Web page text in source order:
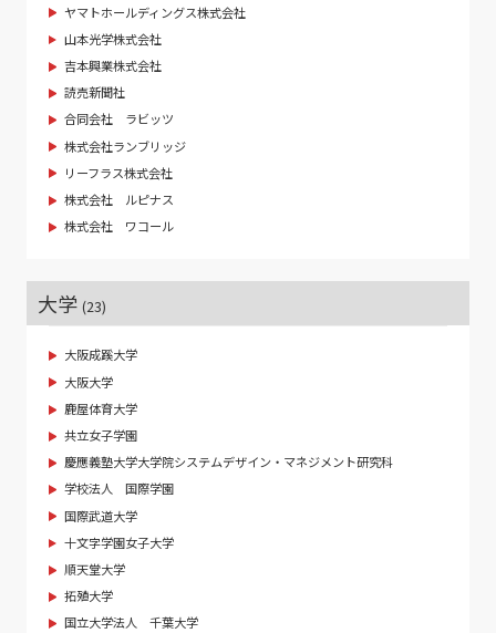
ヤマトホールディングス株式会社
山本光学株式会社
吉本興業株式会社
読売新聞社
合同会社 ラビッツ
株式会社ランブリッジ
リーフラス株式会社
株式会社 ルピナス
株式会社 ワコール
大学 (23)
大阪成蹊大学
大阪大学
鹿屋体育大学
共立女子学園
慶應義塾大学大学院システムデザイン・マネジメント研究科
学校法人 国際学園
国際武道大学
十文字学園女子大学
順天堂大学
拓殖大学
国立大学法人 千葉大学